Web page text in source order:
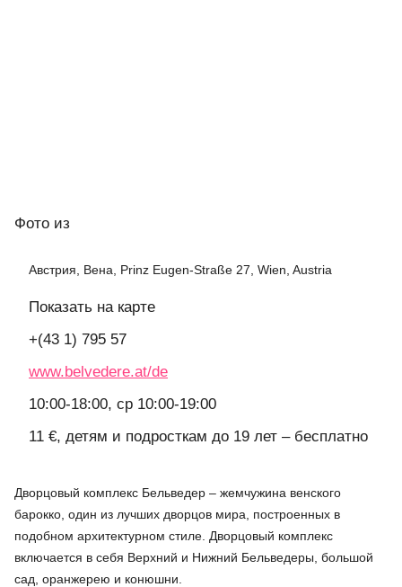
Фото из
Австрия, Вена, Prinz Eugen-Straße 27, Wien, Austria
Показать на карте
+(43 1) 795 57
www.belvedere.at/de
10:00-18:00, ср 10:00-19:00
11 €, детям и подросткам до 19 лет – бесплатно
Дворцовый комплекс Бельведер – жемчужина венского
барокко, один из лучших дворцов мира, построенных в
подобном архитектурном стиле. Дворцовый комплекс
включается в себя Верхний и Нижний Бельведеры, большой
сад, оранжерею и конюшни.